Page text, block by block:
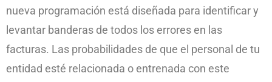
nueva programación está diseñada para identificar y
levantar banderas de todos los errores en las
facturas. Las probabilidades de que el personal de tu
entidad esté relacionada o entrenada con este